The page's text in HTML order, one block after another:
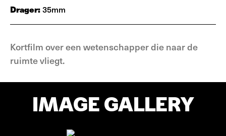
Drager:35mm
Kortfilm over een wetenschapper die naar de
ruimte vliegt.
IMAGE GALLERY